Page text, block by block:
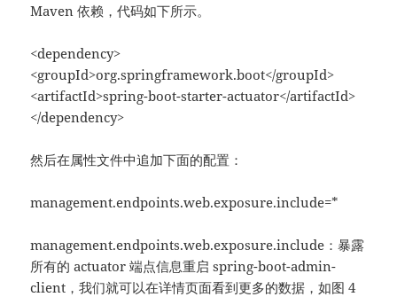
Maven 依赖，代码如下所示。
<dependency>
<groupId>org.springframework.boot</groupId>
<artifactId>spring-boot-starter-actuator</artifactId>
</dependency>
然后在属性文件中追加下面的配置：
management.endpoints.web.exposure.include=*
management.endpoints.web.exposure.include：暴露
所有的 actuator 端点信息重启 spring-boot-admin-
client，我们就可以在详情页面看到更多的数据，如图 4